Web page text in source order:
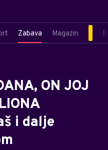
Zabava Magazin
ON JOJ
i dalje